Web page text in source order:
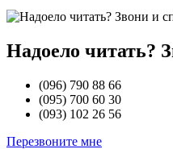
Надоело читать?
(096) 790 88 66
(095) 700 60 30
(093) 102 26 56
Перезвоните мне